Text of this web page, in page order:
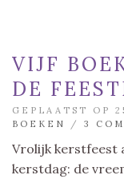
VIJF
DE
GEPLAATST OP
BOEKEN
/ 3
Vrolijk kerstfeest
kerstdag: de